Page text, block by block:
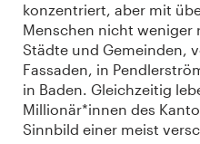
konzentriert, aber mit
Menschen nicht weniger
Städte und Gemeinden,
Fassaden, in
in Baden. Gleichzeitig
Millionär*innen des
Sinnbild einer meist